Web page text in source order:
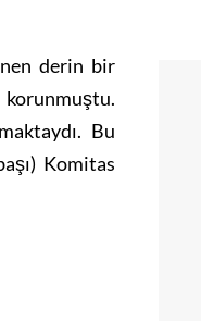
derin bir
Bu
Komitas